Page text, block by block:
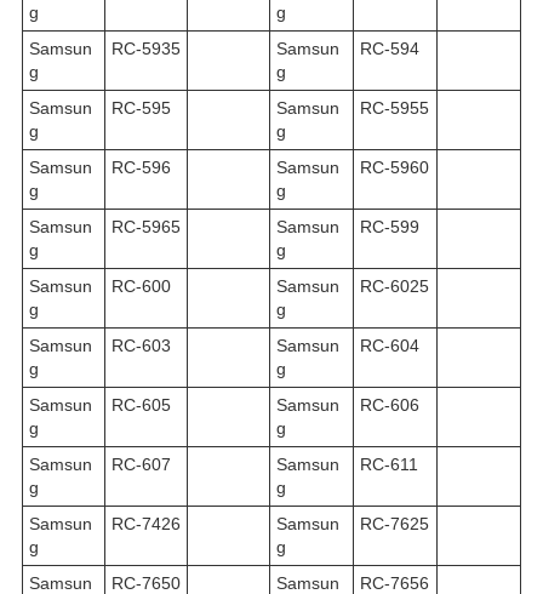
g
g
Samsun
g
RC-5935
Samsun
g
RC-594
Samsun
g
RC-595
Samsun
g
RC-5955
Samsun
g
RC-596
Samsun
g
RC-5960
Samsun
g
RC-5965
Samsun
g
RC-599
Samsun
g
RC-600
Samsun
g
RC-6025
Samsun
g
RC-603
Samsun
g
RC-604
Samsun
g
RC-605
Samsun
g
RC-606
Samsun
g
RC-607
Samsun
g
RC-611
Samsun
g
RC-7426
Samsun
g
RC-7625
Samsun
RC-7650
Samsun
RC-7656